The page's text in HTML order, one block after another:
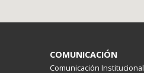
COMUNICACIÓN
Comunicación Institucional